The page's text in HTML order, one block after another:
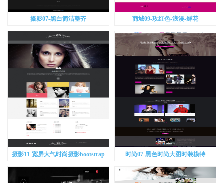
摄影07-黑白简洁整齐 商城09-玫红色-浪漫-鲜花
摄影11-宽屏大气时尚摄影bootstrap
时尚07-黑色时尚大图时装模特
bootstrap